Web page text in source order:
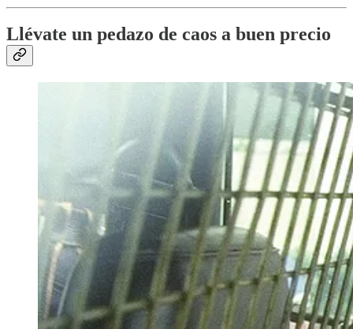
Llévate un pedazo de caos a buen precio